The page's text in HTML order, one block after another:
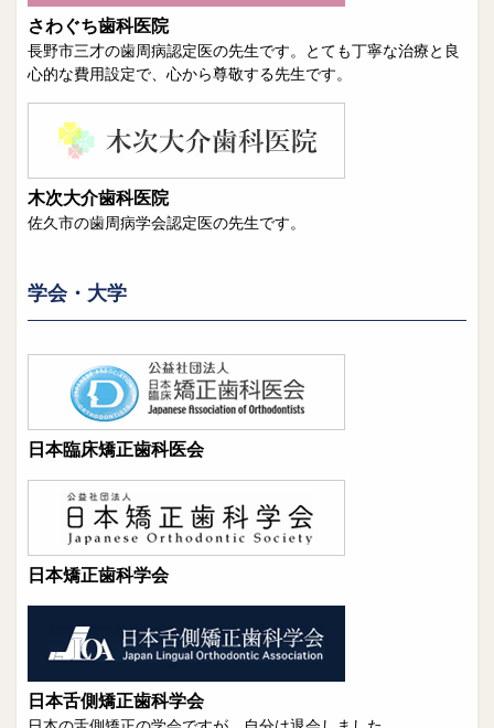
さわぐち歯科医院
長野市三才の歯周病認定医の先生です。とても丁寧な治療と良
心的な費用設定で、心から尊敬する先生です。
木次大介歯科医院
佐久市の歯周病学会認定医の先生です。
学会・大学
日本臨床矯正歯科医会
日本矯正歯科学会
日本舌側矯正歯科学会